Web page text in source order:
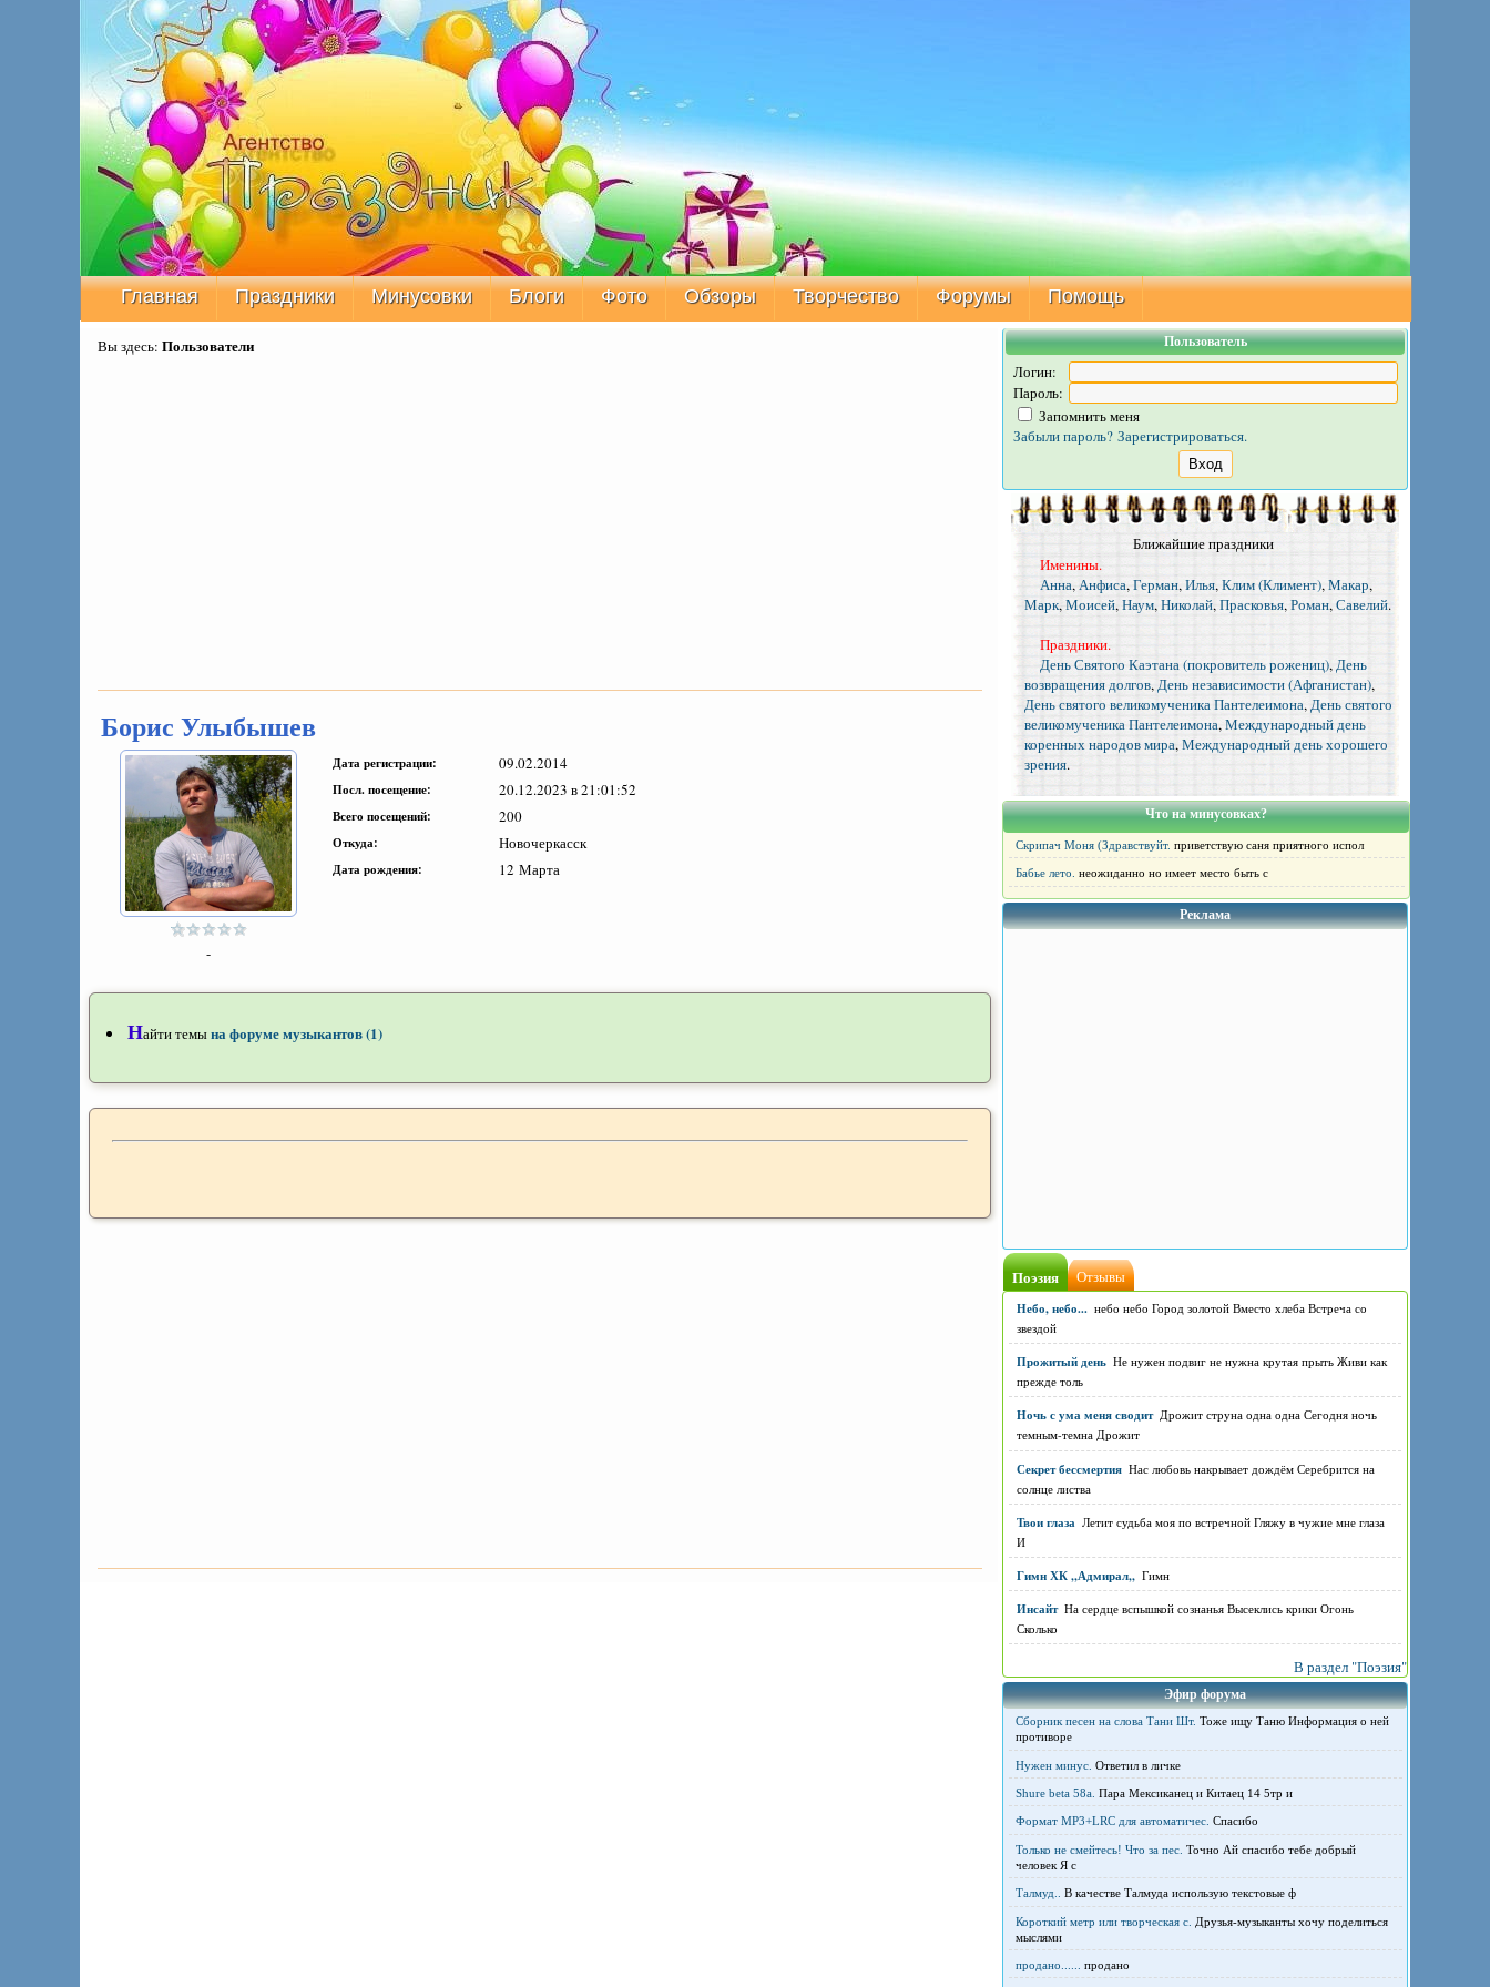
Главная Праздники Минусовки Блоги Фото Обзоры Творчество Форумы Помощь
Вы здесь: Пользователи
Борис Улыбышев
-
Дата регистрации: 09.02.2014
Посл. посещение: 20.12.2023 в 21:01:52
Всего посещений: 200
Откуда: Новочеркасск
Дата рождения: 12 Марта
Найти темына форуме музыкантов (1)
Пользователь
Логин:
Пароль:
Запомнить меня
Забыли пароль? Зарегистрироваться.
Ближайшие праздники
Именины.
Анна,Анфиса,Герман,Илья,Клим (Климент),Макар,
Марк,Моисей,Наум,Николай,Прасковья,Роман,Савелий.
Праздники.
День Святого Каэтана (покровитель рожениц),День
возвращения долгов,День независимости (Афганистан),
День святого великомученика Пантелеимона,День святого
великомученика Пантелеимона,Международный день
коренных народов мира,Международный день хорошего
зрения.
Что на минусовках?
Скрипач Моня (Здравствуйт. приветствую саня приятного испол
Бабье лето. неожиданно но имеет место быть с
Реклама
Поэзия Отзывы
Небо, небо... небо небо Город золотой Вместо хлеба Встреча со
звездой
Прожитый день Не нужен подвиг не нужна крутая прыть Живи как
прежде толь
Ночь с ума меня сводит Дрожит струна одна одна Сегодня ночь
темным-темна Дрожит
Секрет бессмертия Нас любовь накрывает дождём Серебрится на
солнце листва
Твои глаза Летит судьба моя по встречной Гляжу в чужие мне глаза
И
Гимн ХК ,,Адмирал,, Гимн
Инсайт На сердце вспышкой сознанья Высеклись крики Огонь
Сколько
В раздел "Поэзия"
Эфир форума
Сборник песен на слова Тани Шт. Тоже ищу Таню Информация о ней
противоре
Нужен минус. Ответил в личке
Shure beta 58а. Пара Мексиканец и Китаец 14 5тр и
Формат MP3+LRC для автоматичес. Спасибо
Только не смейтесь! Что за пес. Точно Ай спасибо тебе добрый
человек Я с
Талмуд.. В качестве Талмуда использую текстовые ф
Короткий метр или творческая с. Друзья-музыканты хочу поделиться
мыслями
продано...... продано